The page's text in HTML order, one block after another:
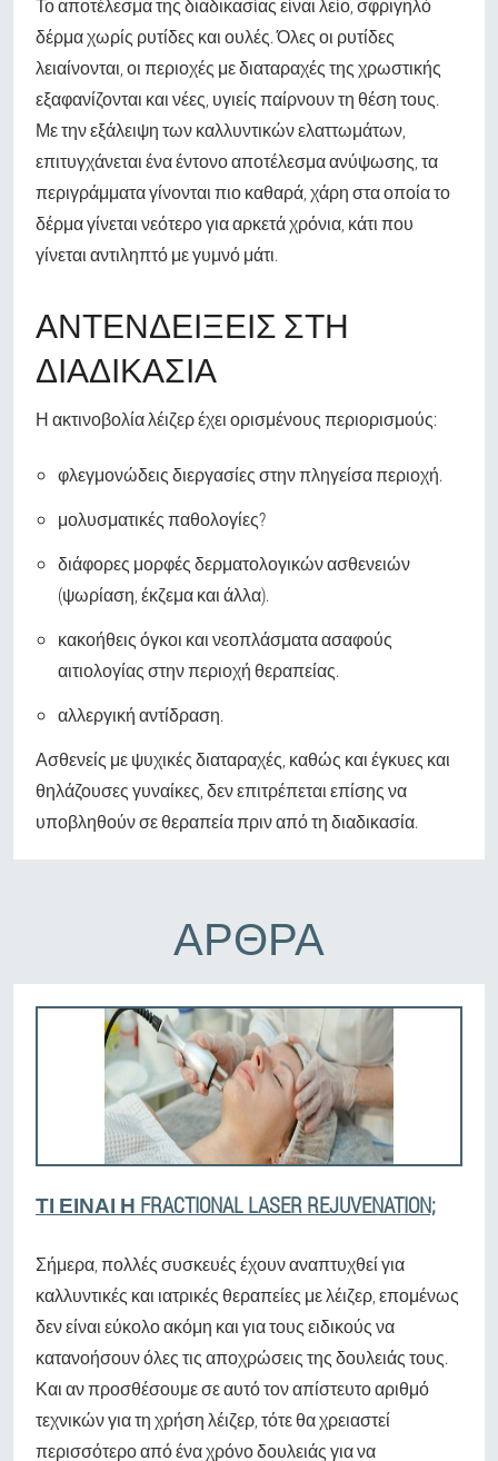
Το αποτέλεσμα της διαδικασίας είναι λείο, σφριγηλό
δέρμα χωρίς ρυτίδες και ουλές. Όλες οι ρυτίδες
λειαίνονται, οι περιοχές με διαταραχές της χρωστικής
εξαφανίζονται και νέες, υγιείς παίρνουν τη θέση τους.
Με την εξάλειψη των καλλυντικών ελαττωμάτων,
επιτυγχάνεται ένα έντονο αποτέλεσμα ανύψωσης, τα
περιγράμματα γίνονται πιο καθαρά, χάρη στα οποία το
δέρμα γίνεται νεότερο για αρκετά χρόνια, κάτι που
γίνεται αντιληπτό με γυμνό μάτι.
ΑΝΤΕΝΔΕΊΞΕΙΣ ΣΤΗ
ΔΙΑΔΙΚΑΣΊΑ
Η ακτινοβολία λέιζερ έχει ορισμένους περιορισμούς:
φλεγμονώδεις διεργασίες στην πληγείσα περιοχή.
μολυσματικές παθολογίες?
διάφορες μορφές δερματολογικών ασθενειών
(ψωρίαση, έκζεμα και άλλα).
κακοήθεις όγκοι και νεοπλάσματα ασαφούς
αιτιολογίας στην περιοχή θεραπείας.
αλλεργική αντίδραση.
Ασθενείς με ψυχικές διαταραχές, καθώς και έγκυες και
θηλάζουσες γυναίκες, δεν επιτρέπεται επίσης να
υποβληθούν σε θεραπεία πριν από τη διαδικασία.
ΆΡΘΡΑ
ΤΙ ΕΊΝΑΙ Η FRACTIONAL LASER REJUVENATION;
Σήμερα, πολλές συσκευές έχουν αναπτυχθεί για
καλλυντικές και ιατρικές θεραπείες με λέιζερ, επομένως
δεν είναι εύκολο ακόμη και για τους ειδικούς να
κατανοήσουν όλες τις αποχρώσεις της δουλειάς τους.
Και αν προσθέσουμε σε αυτό τον απίστευτο αριθμό
τεχνικών για τη χρήση λέιζερ, τότε θα χρειαστεί
περισσότερο από ένα χρόνο δουλειάς για να